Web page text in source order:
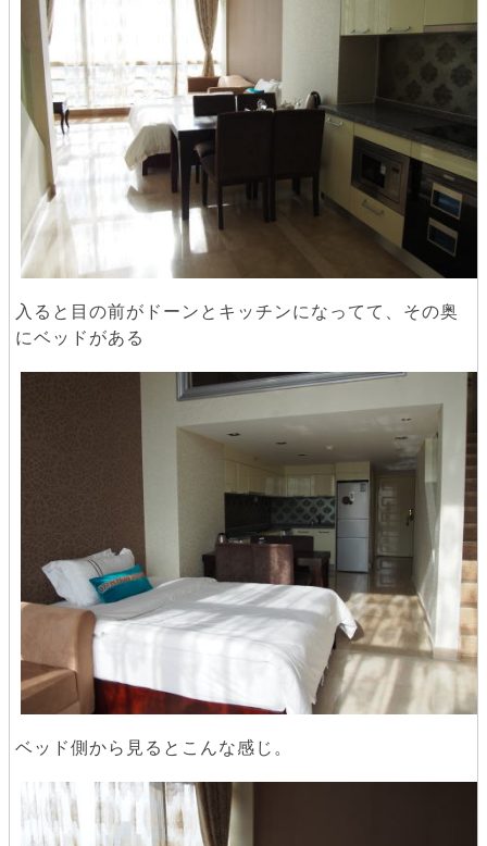
入ると目の前がドーンとキッチンになってて、その奥
にベッドがある
ベッド側から見るとこんな感じ。